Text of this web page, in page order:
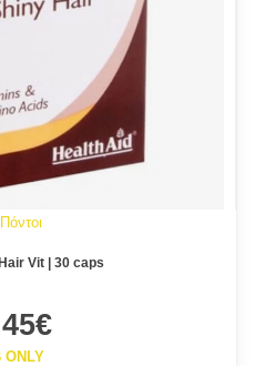
HEALTH AID - Hair Vit | 30 caps
ONLY